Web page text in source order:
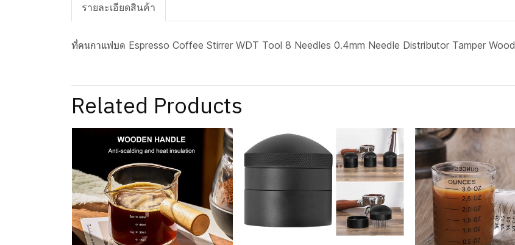
รายละเอียดสินค้า
ที่คนกาแฟบด Espresso Coffee Stirrer WDT Tool 8 Needles 0.4mm Needle Distributor Tamper Wood
Related Products